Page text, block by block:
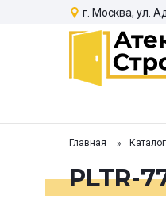
г. Москва, ул.
Главная
PLTR-